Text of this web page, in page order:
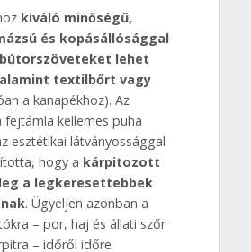
kiváló minőségű,
és kopásállósággal
lehet
textilbőrt vagy
a kanapékhoz). Az
fejtámla kellemes puha
esztétikai látványossággal
hogy a kárpitozott
a legkeresettebbek
. Ügyeljen azonban a
– por, haj és állati szőr
– időről időre